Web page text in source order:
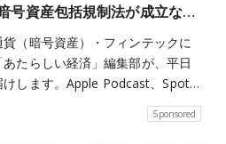
号資産包括規制法が成立な…
（暗号資産）・フィンテックに
たらしい経済」編集部が、平日
けします。Apple Podcast、Spot…
Sponsored